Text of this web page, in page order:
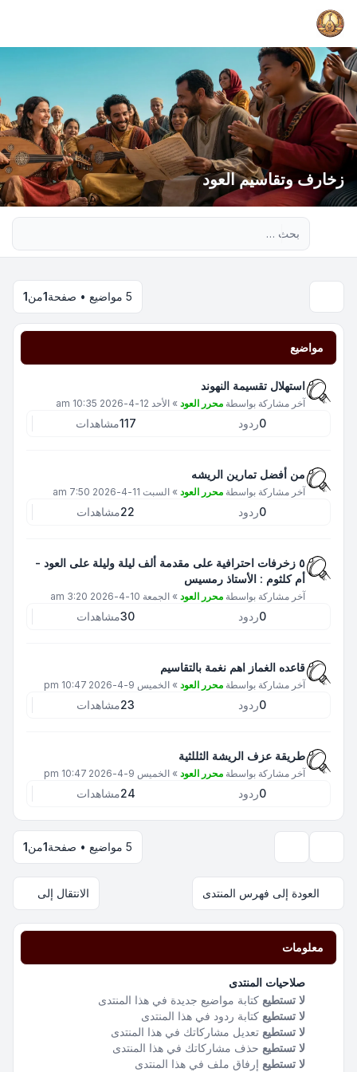
زخارف وتقاسيم العود
5 مواضيع • صفحة 1من1
مواضيع
استهلال تقسيمة النهوند
آخر مشاركة بواسطة محرر العود » الأحد 12-4-2026 10:35 am
0ردود 117مشاهدات
من أفضل تمارين الريشه
آخر مشاركة بواسطة محرر العود » السبت 11-4-2026 7:50 am
0ردود 22مشاهدات
٥ زخرفات احترافية على مقدمة ألف ليلة وليلة على العود -
أم كلثوم : الأستاذ رمسيس
آخر مشاركة بواسطة محرر العود » الجمعة 10-4-2026 3:20 am
0ردود 30مشاهدات
قاعده الغماز اهم نغمة بالتقاسيم
آخر مشاركة بواسطة محرر العود » الخميس 9-4-2026 10:47 pm
0ردود 23مشاهدات
طريقة عزف الريشة الثللثية
آخر مشاركة بواسطة محرر العود » الخميس 9-4-2026 10:47 pm
0ردود 24مشاهدات
5 مواضيع • صفحة 1من1
العودة إلى فهرس المنتدى الانتقال إلى
معلومات
صلاحيات المنتدى
لا تستطيع كتابة مواضيع جديدة في هذا المنتدى
لا تستطيع كتابة ردود في هذا المنتدى
لا تستطيع تعديل مشاركاتك في هذا المنتدى
لا تستطيع حذف مشاركاتك في هذا المنتدى
لا تستطيع إرفاق ملف في هذا المنتدى